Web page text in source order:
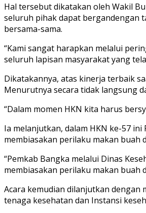
Hal tersebut dikatakan oleh Wakil
seluruh pihak dapat bergandengan
bersama-sama.
“Kami sangat harapkan melalui
seluruh lapisan masyarakat yang
Dikatakannya, atas kinerja terbaik
Menurutnya secara tidak langsung
“Dalam momen HKN kita harus
Ia melanjutkan, dalam HKN ke-57
membiasakan perilaku makan buah
“Pemkab Bangka melalui Dinas
membiasakan perilaku makan buah
Acara kemudian dilanjutkan dengan
tenaga kesehatan dan Instansi